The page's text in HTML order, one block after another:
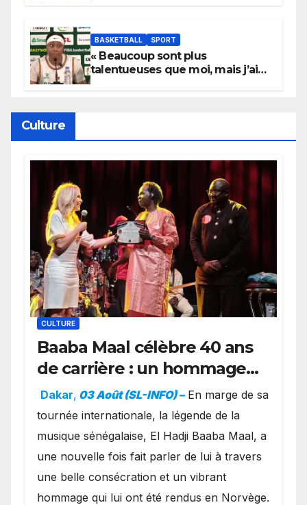
BASKETBALL SPORT
« Beaucoup sont plus
talentueuses que moi, mais j’ai
Culture
CULTURE
Baaba Maal célèbre 40 ans
de carrière : un hommage
exceptionnel à Oslo en
présence de la famille
royale.
Dakar, 03 Août (SL-INFO) – ​En marge de sa
tournée internationale, la légende de la
musique sénégalaise, El Hadji Baaba Maal, a
une nouvelle fois fait parler de lui à travers
une belle consécration et un vibrant
hommage qui lui ont été rendus en Norvège.